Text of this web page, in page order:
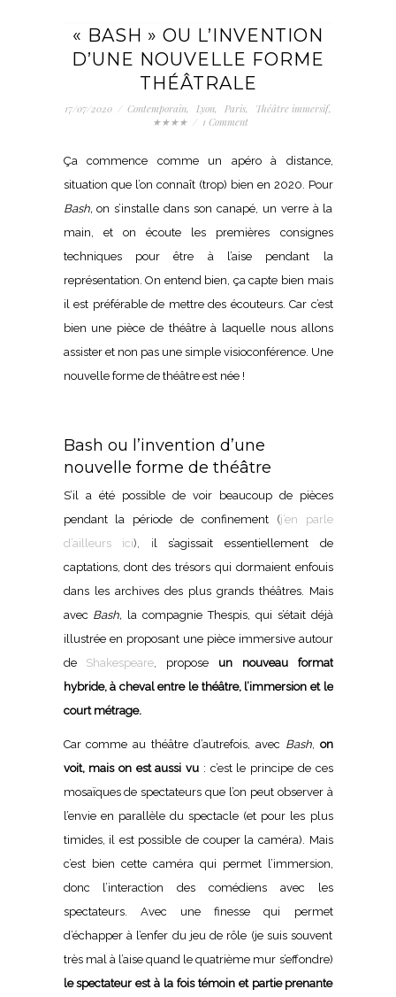
« BASH » OU L’INVENTION
D’UNE NOUVELLE FORME
THÉÂTRALE
17/07/2020 / Contemporain Lyon Paris Théâtre immersif,
★★★★ / 1 Comment
Ça commence comme un apéro à distance,
situation que l’on connaît (trop) bien en 2020. Pour
Bash, on s’installe dans son canapé, un verre à la
main, et on écoute les premières consignes
techniques pour être à l’aise pendant la
représentation. On entend bien, ça capte bien mais
il est préférable de mettre des écouteurs. Car c’est
bien une pièce de théâtre à laquelle nous allons
assister et non pas une simple visioconférence. Une
nouvelle forme de théâtre est née !
Bash ou l’invention d’une
nouvelle forme de théâtre
S’il a été possible de voir beaucoup de pièces
pendant la période de confinement(j’en parle
d’ailleurs ici), i l s’agissait essentiellement de
captations, dont des trésors qui dormaient enfouis
dans les archives des plus grands théâtres. Mais
avec Bash, la compagnie Thespis, qui s’était déjà
illustrée en proposant une pièce immersive autour
de
Shakespeare propose un nouveau format
hybride, à cheval entre le théâtre, l’immersion et le
court métrage.
Car comme au théâtre d’autrefois, avec Bash, on
voit, mais on est aussi vu : c’est le principe de ces
mosaïques de spectateurs que l’on peut observer à
l’envie en parallèle du spectacle (et pour les plus
timides, il est possible de couper la caméra). Mais
c’est bien cette caméra qui permet l’immersion,
donc l’interaction des comédiens avec les
spectateurs. Avec une finesse qui permet
d’échapper à l’enfer du jeu de rôle (je suis souvent
très mal à l’aise quand le quatrième mur s’effondre)
le spectateur est à la fois témoin et partie prenante